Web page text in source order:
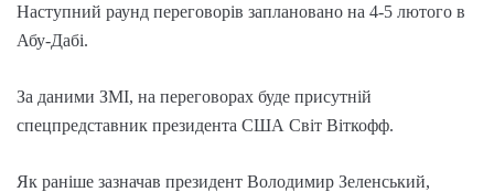
Наступний раунд переговорів заплановано на 4-5 лютого в
Абу-Дабі.
За даними ЗМІ, на переговорах буде присутній
спецпредставник президента США Світ Віткофф.
Як раніше зазначав президент Володимир Зеленський,